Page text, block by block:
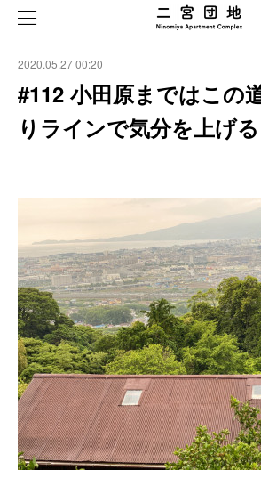
2020.05.27 00:20
#112 小田原まではこの
りラインで気分を上げる